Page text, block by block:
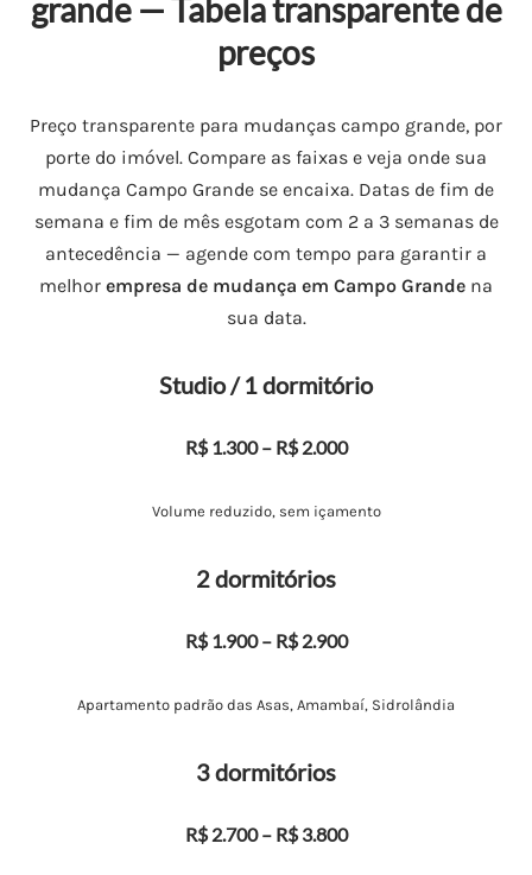
grande — Tabela transparente de
preços
Preço transparente para mudanças campo grande, por
porte do imóvel. Compare as faixas e veja onde sua
mudança Campo Grande se encaixa. Datas de fim de
semana e fim de mês esgotam com 2 a 3 semanas de
antecedência — agende com tempo para garantir a
melhor empresa de mudança em Campo Grande na
sua data.
Studio / 1 dormitório
R$ 1.300 – R$ 2.000
Volume reduzido, sem içamento
2 dormitórios
R$ 1.900 – R$ 2.900
Apartamento padrão das Asas, Amambaí, Sidrolândia
3 dormitórios
R$ 2.700 – R$ 3.800